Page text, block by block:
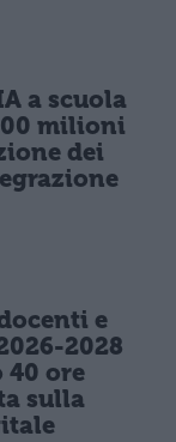
a scuola
milioni
dei
e
2028
40 ore
sulla